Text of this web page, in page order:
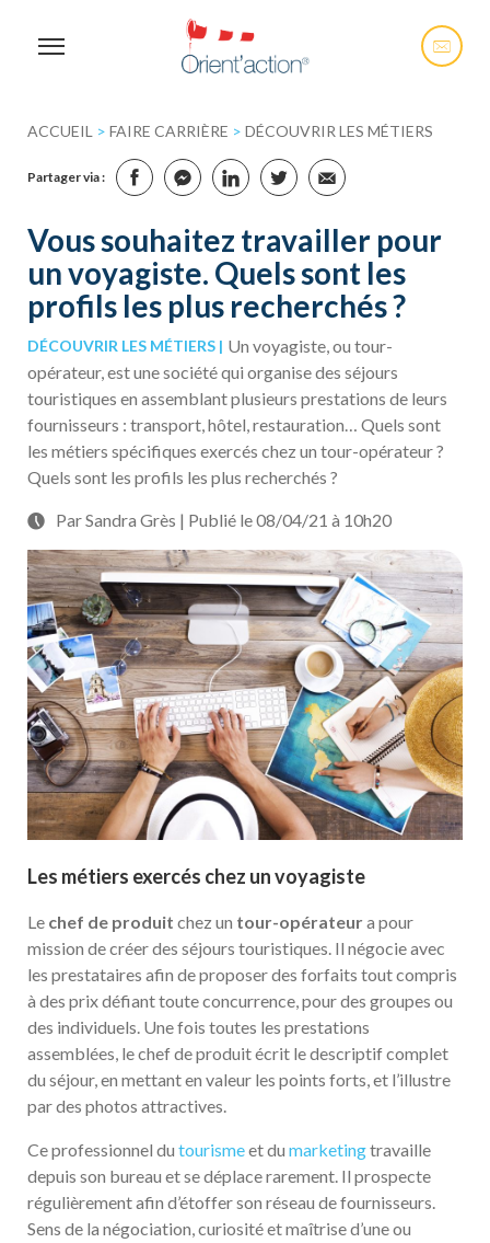
ACCUEIL > FAIRE CARRIÈRE > DÉCOUVRIR LES MÉTIERS
Partager via :
Vous souhaitez travailler pour
un voyagiste. Quels sont les
profils les plus recherchés ?
DÉCOUVRIR LES MÉTIERS
Un voyagiste, ou tour-
opérateur, est une société qui organise des séjours
touristiques en assemblant plusieurs prestations de leurs
fournisseurs : transport, hôtel, restauration… Quels sont
les métiers spécifiques exercés chez un tour-opérateur ?
Quels sont les profils les plus recherchés ?
Par Sandra Grès | Publié le 08/04/21 à 10h20
Les métiers exercés chez un voyagiste
Le chef de produit chez un tour-opérateura pour
mission de créer des séjours touristiques. Il négocie avec
les prestataires afin de proposer des forfaits tout compris
à des prix défiant toute concurrence, pour des groupes ou
des individuels. Une fois toutes les prestations
assemblées, le chef de produit écrit le descriptif complet
du séjour, en mettant en valeur les points forts, et l’illustre
par des photos attractives.
Ce professionnel du tourismeet du marketingtravaille
depuis son bureau et se déplace rarement. Il prospecte
régulièrement afin d’étoffer son réseau de fournisseurs.
Sens de la négociation, curiosité et maîtrise d’une ou